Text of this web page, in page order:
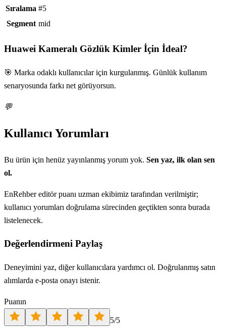
Sıralama #5
Segment mid
Huawei Kameralı Gözlük Kimler İçin İdeal?
🎯 Marka odaklı kullanıcılar için kurgulanmış. Günlük kullanım
senaryosunda farkı net görüyorsun.
💬
Kullanıcı Yorumları
Bu ürün için henüz yayınlanmış yorum yok. Sen yaz, ilk olan sen
ol.
EnRehber editör puanı uzman ekibimiz tarafından verilmiştir;
kullanıcı yorumları doğrulama sürecinden geçtikten sonra burada
listelenecek.
Değerlendirmeni Paylaş
Deneyimini yaz, diğer kullanıcılara yardımcı ol. Doğrulanmış satın
alımlarda e-posta onayı istenir.
Puanın
5/5